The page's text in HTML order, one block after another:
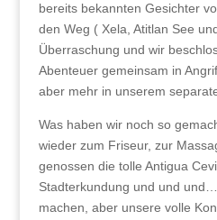
bereits bekannten Gesichter
den Weg ( Xela, Atitlan See
Überraschung und wir
Abenteuer gemeinsam in
aber mehr in unserem
Was haben wir noch so
wieder zum Friseur, zur
genossen die tolle Antigua
Stadterkundung und und
machen‍, aber unsere volle